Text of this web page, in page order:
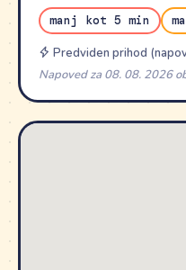
manj kot 5 min
Predviden prihod
Napoved za 08. 08. 2026